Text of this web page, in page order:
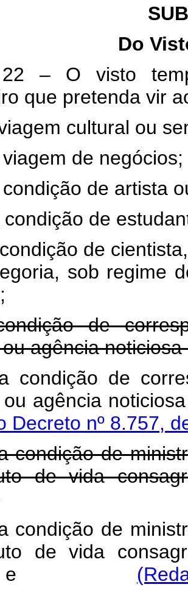
Do
– O visto
que pretenda vir
cultural ou
de negócios;
de artista
condição de
de
sob regime
de
agência
condição de
ou agência
Decreto nº 8.757,
condição de
de vida
condição de
de vida
e